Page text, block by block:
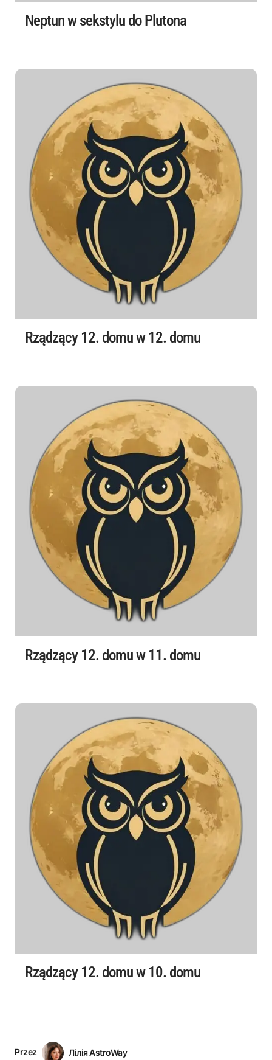
Neptun w sekstylu do Plutona
Rządzący 12. domu w 12. domu
Rządzący 12. domu w 11. domu
Rządzący 12. domu w 10. domu
Przez
Лілія AstroWay